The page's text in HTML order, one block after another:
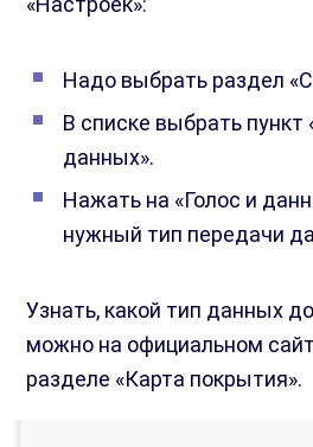
Надо выбрать раздел
В списке выбрать
данных».
Нажать на «Голос и
нужный тип передачи
Узнать, какой тип данных
можно на официальном
разделе «Карта покрытия».